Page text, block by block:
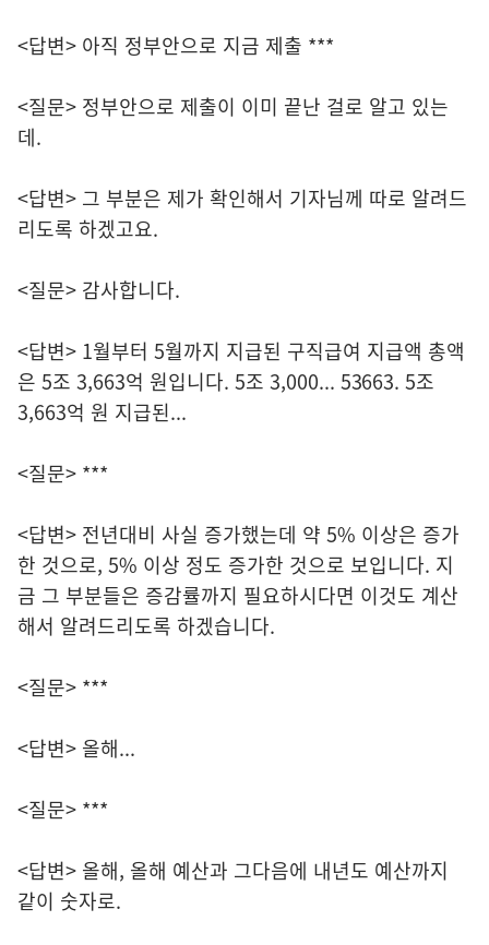
<답변> 아직 정부안으로 지금 제출 ***
<질문> 정부안으로 제출이 이미 끝난 걸로 알고 있는
데.
<답변> 그 부분은 제가 확인해서 기자님께 따로 알려드
리도록 하겠고요.
<질문> 감사합니다.
<답변> 1월부터 5월까지 지급된 구직급여 지급액 총액
은 5조 3,663억 원입니다. 5조 3,000... 53663. 5조
3,663억 원 지급된...
<질문> ***
<답변> 전년대비 사실 증가했는데 약 5% 이상은 증가
한 것으로, 5% 이상 정도 증가한 것으로 보입니다. 지
금 그 부분들은 증감률까지 필요하시다면 이것도 계산
해서 알려드리도록 하겠습니다.
<질문> ***
<답변> 올해...
<질문> ***
<답변> 올해, 올해 예산과 그다음에 내년도 예산까지
같이 숫자로.